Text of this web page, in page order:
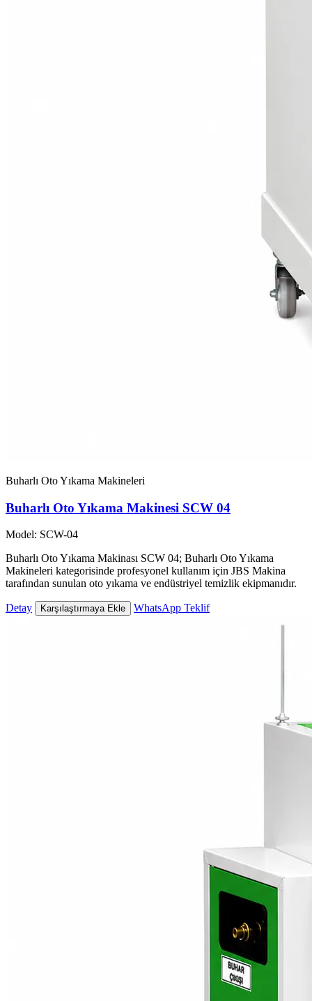
Buharlı Oto Yıkama Makineleri
Buharlı Oto Yıkama Makinesi SCW 04
Model: SCW-04
Buharlı Oto Yıkama Makinası SCW 04; Buharlı Oto Yıkama
Makineleri kategorisinde profesyonel kullanım için JBS Makina
tarafından sunulan oto yıkama ve endüstriyel temizlik ekipmanıdır.
Detay Karşılaştırmaya Ekle WhatsApp Teklif